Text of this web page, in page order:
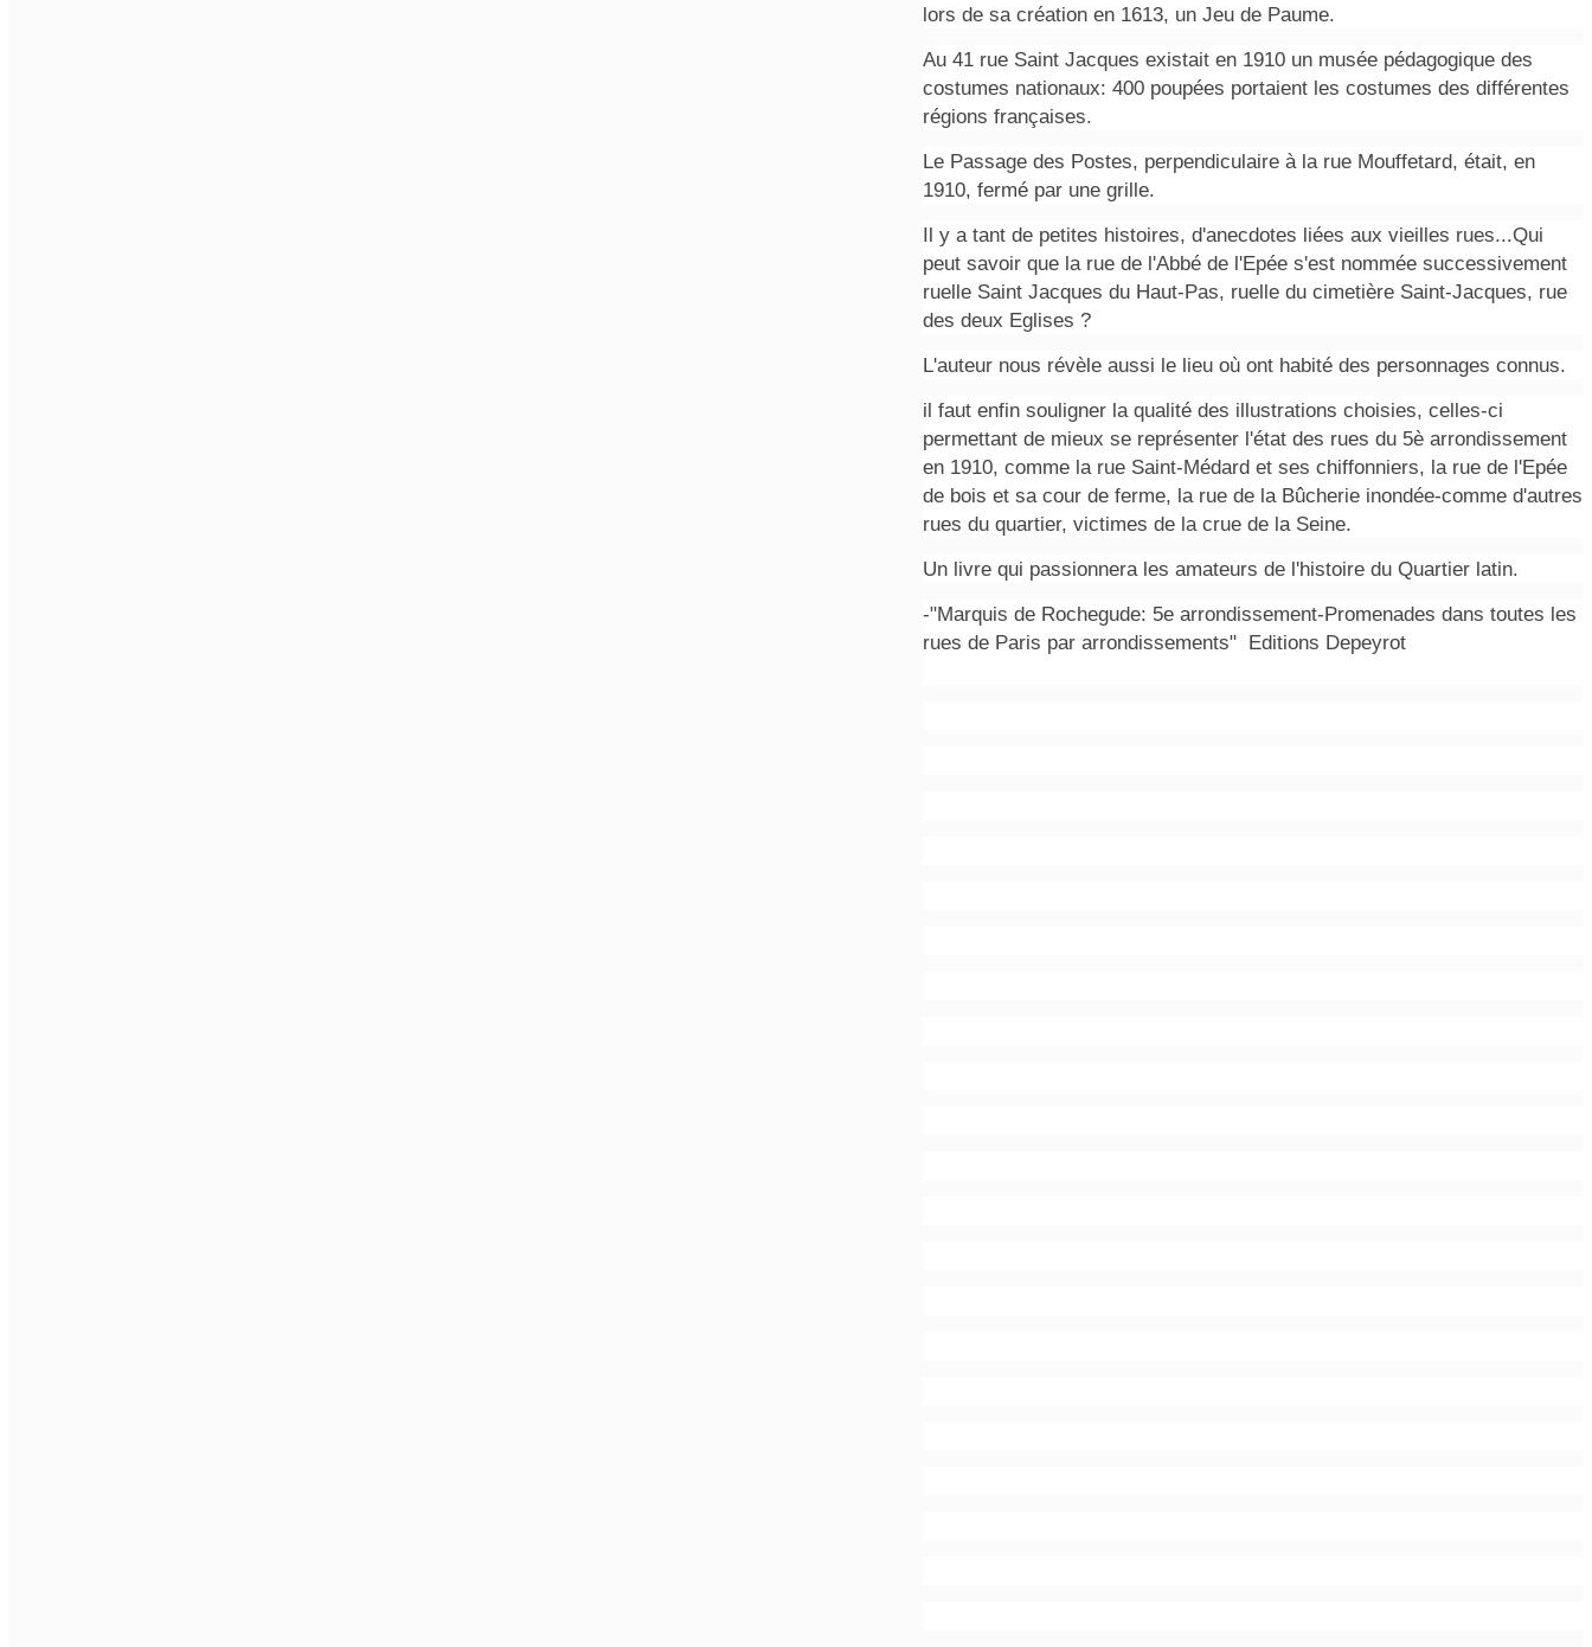
lors de sa création en 1613, un Jeu de Paume.
Au 41 rue Saint Jacques existait en 1910 un musée pédagogique des
costumes nationaux: 400 poupées portaient les costumes des différentes
régions françaises.
Le Passage des Postes, perpendiculaire à la rue Mouffetard, était, en
1910, fermé par une grille.
Il y a tant de petites histoires, d'anecdotes liées aux vieilles rues...Qui
peut savoir que la rue de l'Abbé de l'Epée s'est nommée successivement
ruelle Saint Jacques du Haut-Pas, ruelle du cimetière Saint-Jacques, rue
des deux Eglises ?
L'auteur nous révèle aussi le lieu où ont habité des personnages connus.
il faut enfin souligner la qualité des illustrations choisies, celles-ci
permettant de mieux se représenter l'état des rues du 5è arrondissement
en 1910, comme la rue Saint-Médard et ses chiffonniers, la rue de l'Epée
de bois et sa cour de ferme, la rue de la Bûcherie inondée-comme d'autres
rues du quartier, victimes de la crue de la Seine.
Un livre qui passionnera les amateurs de l'histoire du Quartier latin.
-"Marquis de Rochegude: 5e arrondissement-Promenades dans toutes les
rues de Paris par arrondissements" Editions Depeyrot